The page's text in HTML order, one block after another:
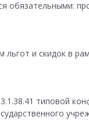
обязательными:
льгот и скидок в
типовой